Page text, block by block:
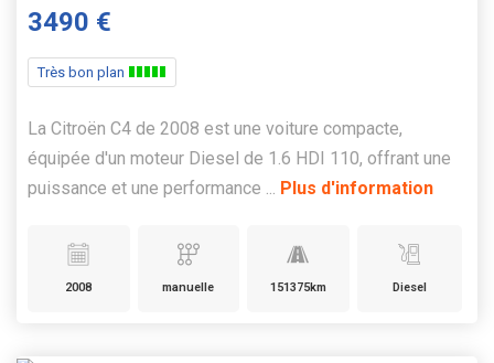
3490 €
Très bon plan
La Citroën C4 de 2008 est une voiture compacte,
équipée d'un moteur Diesel de 1.6 HDI 110, offrant une
puissance et une performance ... Plus d'information
2008 manuelle 151375km Diesel